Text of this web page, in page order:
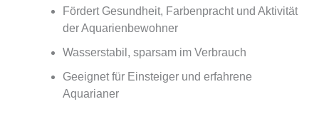
Fördert Gesundheit, Farbenpracht und Aktivität
der Aquarienbewohner
Wasserstabil, sparsam im Verbrauch
Geeignet für Einsteiger und erfahrene
Aquarianer